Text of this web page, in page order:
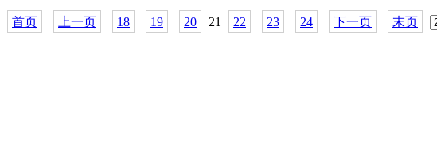
首页 上一页 18 19 20 21 22 23 24 下一页 末页